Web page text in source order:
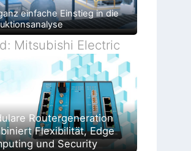
einfache Einstieg in die
Mitsubishi Electric
Routergeneration
Flexibilität, Edge
und Security